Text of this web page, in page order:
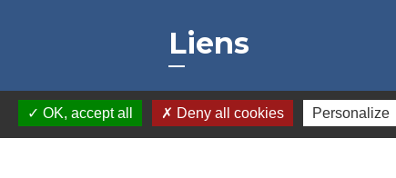
Liens
Grand Albigeois
Conseil Départemental du Tarn
OK, accept all Deny all cookies Personalize